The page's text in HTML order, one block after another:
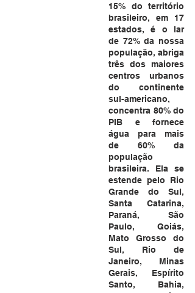
15% do território
brasileiro, em 17
estados, é o lar
de 72% da nossa
população, abriga
três dos maiores
centros urbanos
do continente
sul-americano,
concentra 80% do
PIB e fornece
água para mais
de 60% da
população
brasileira. Ela se
estende pelo Rio
Grande do Sul,
Santa Catarina,
Paraná, São
Paulo, Goiás,
Mato Grosso do
Sul, Rio de
Janeiro, Minas
Gerais, Espírito
Santo, Bahia,